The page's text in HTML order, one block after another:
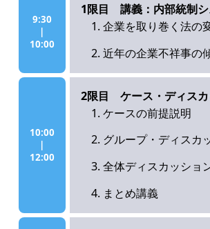
9:30
|
10:00
1限目 講義：内部統制シ
企業を取り巻く法の
近年の企業不祥事の
10:00
|
12:00
2限目 ケース・ディスカ
ケースの前提説明
グループ・ディスカ
全体ディスカッショ
まとめ講義